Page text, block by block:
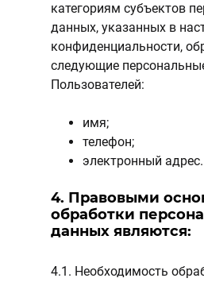
категориям субъектов
данных, указанных в
конфиденциальности,
следующие
Пользователей:
имя;
телефон;
электронный адрес.
4. Правовыми
обработки
данных являются:
4.1. Необходимость